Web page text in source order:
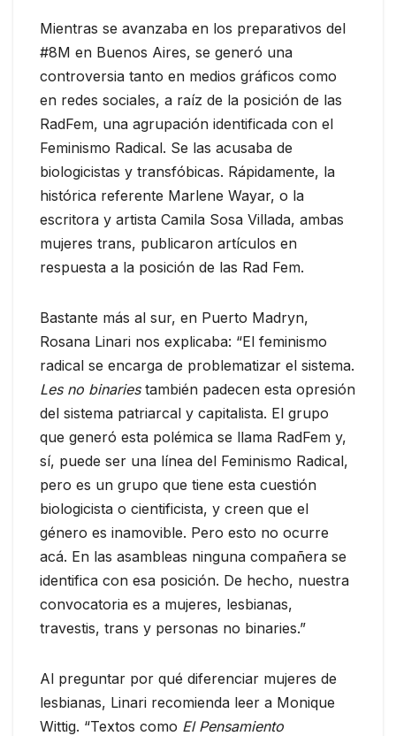
Mientras se avanzaba en los preparativos del
#8M en Buenos Aires, se generó una
controversia tanto en medios gráficos como
en redes sociales, a raíz de la posición de las
RadFem, una agrupación identificada con el
Feminismo Radical. Se las acusaba de
biologicistas y transfóbicas. Rápidamente, la
histórica referente Marlene Wayar, o la
escritora y artista Camila Sosa Villada, ambas
mujeres trans, publicaron artículos en
respuesta a la posición de las Rad Fem.
Bastante más al sur, en Puerto Madryn,
Rosana Linari nos explicaba: “El feminismo
radical se encarga de problematizar el sistema.
Les no binariestambién padecen esta opresión
del sistema patriarcal y capitalista. El grupo
que generó esta polémica se llama RadFem y,
sí, puede ser una línea del Feminismo Radical,
pero es un grupo que tiene esta cuestión
biologicista o cientificista, y creen que el
género es inamovible. Pero esto no ocurre
acá. En las asambleas ninguna compañera se
identifica con esa posición. De hecho, nuestra
convocatoria es a mujeres, lesbianas,
travestis, trans y personas no binaries.”
Al preguntar por qué diferenciar mujeres de
lesbianas, Linari recomienda leer a Monique
Wittig. “Textos como El Pensamiento